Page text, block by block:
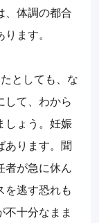
、体調の都合
ます。
としても、な
して、わから
しょう。妊娠
あります。聞
者が急に休ん
を逃す恐れも
十分なまま